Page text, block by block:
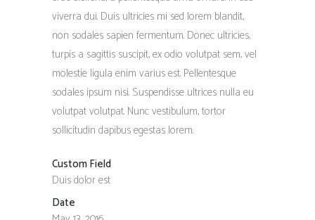
viverra dui. Duis ultricies mi sed lorem blandit,
non sodales sapien fermentum. Donec ultricies,
turpis a sagittis suscipit, ex odio volutpat sem, vel
molestie ligula enim varius est. Pellentesque
sodales ipsum nisi. Suspendisse ultrices nulla eu
volutpat volutpat. Nunc vestibulum, tortor
sollicitudin dapibus egestas lorem.
Custom Field
Duis dolor est
Date